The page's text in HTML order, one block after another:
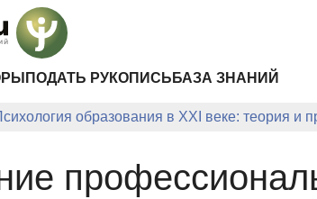
ПОДАТЬ РУКОПИСЬ БАЗА ЗНАНИЙ
образования в XXI веке: теория и